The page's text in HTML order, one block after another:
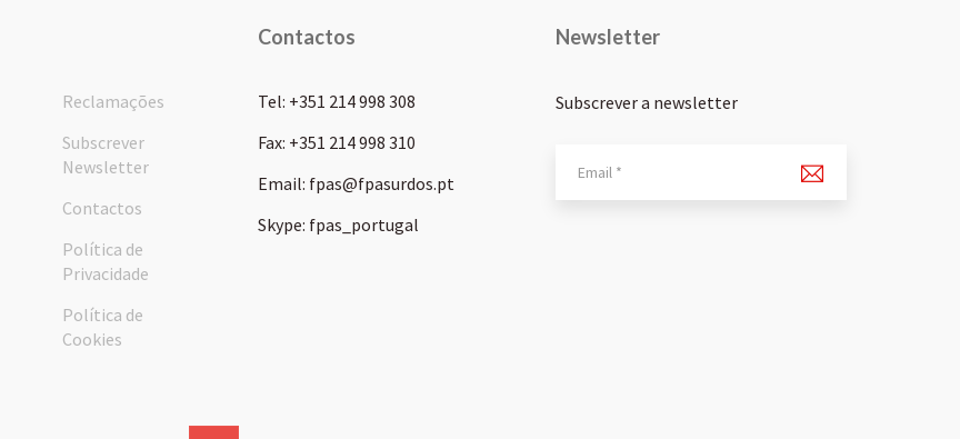
Reclamações
Subscrever
Newsletter
Contactos
Política de
Privacidade
Política de
Cookies
Contactos
Tel: +351 214 998 308
Fax: +351 214 998 310
Email: fpas@fpasurdos.pt
Skype: fpas_portugal
Newsletter
Subscrever a newsletter